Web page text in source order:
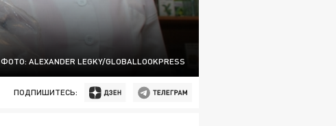
ФОТО: ALEXANDER LEGKY/GLOBALLOOKPRESS
ПОДПИШИТЕСЬ: